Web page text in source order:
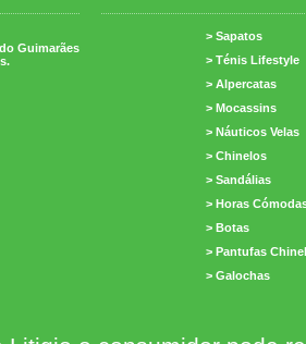
Guimarães
> Sapatos
> Ténis Lifestyle
> Alpercatas
> Mocassins
> Náuticos Velas
> Chinelos
> Sandálias
> Horas
> Botas
> Pantufas
> Galochas